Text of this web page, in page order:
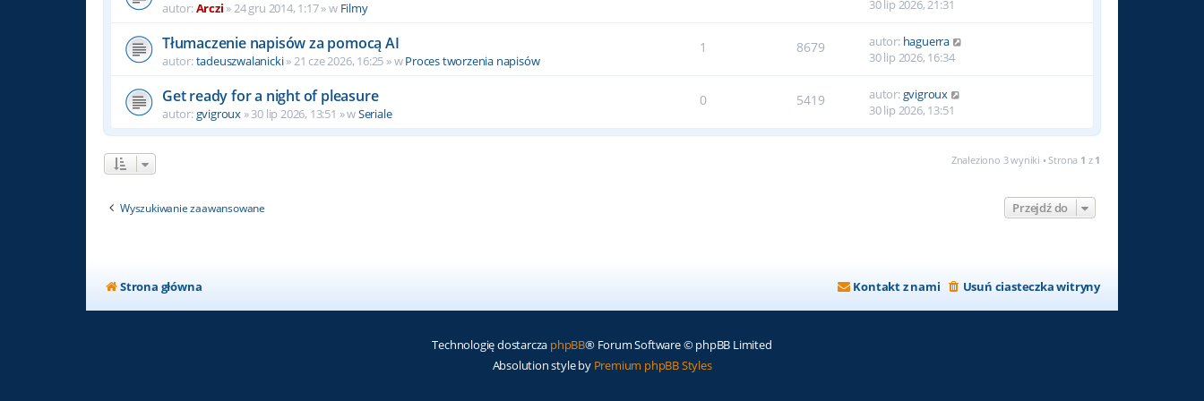
autor:Arczi » 24 gru 2014, 1:17 » w Filmy
30 lip 2026, 21:31
Tłumaczenie napisów za pomocą AI
autor:tadeuszwalanicki» 21 cze 2026, 16:25 » wProces tworzenia napisów
1 8679 autor: haguerra
30 lip 2026, 16:34
Get ready for a night of pleasure
autor:gvigroux » 30 lip 2026, 13:51 » wSeriale
0 5419 autor:gvigroux
30 lip 2026, 13:51
Znaleziono 3 wyniki • Strona 1 z 1
Wyszukiwanie zaawansowane Przejdź do
Strona główna Usuń ciasteczka witryny
Kontakt z nami
Technologię dostarcza phpBB® Forum Software © phpBB Limited
Absolution style by Premium phpBB Styles